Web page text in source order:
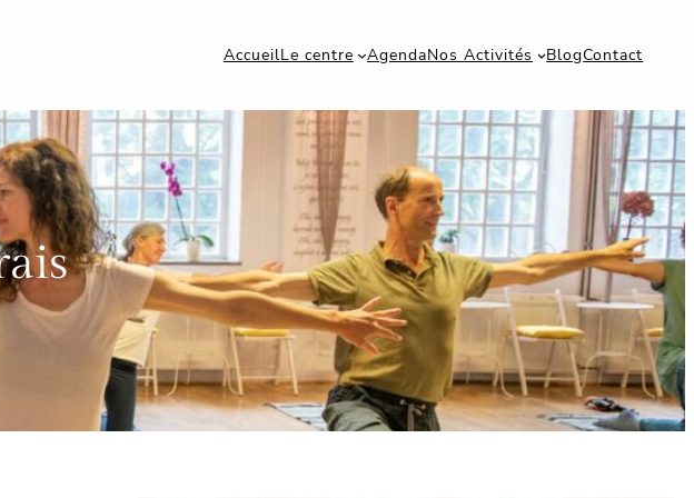
AccueilLe centre AgendaNos Activités BlogContact